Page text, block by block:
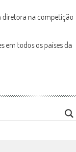
diretora na competição
em todos os países da